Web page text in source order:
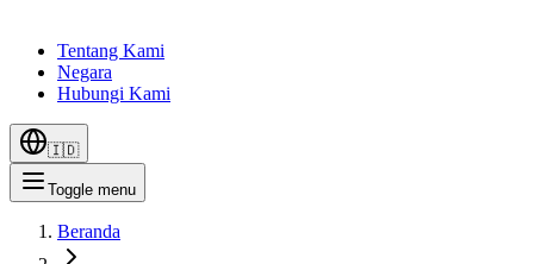
Tentang Kami
Negara
Hubungi Kami
🇮🇩
Toggle menu
Beranda